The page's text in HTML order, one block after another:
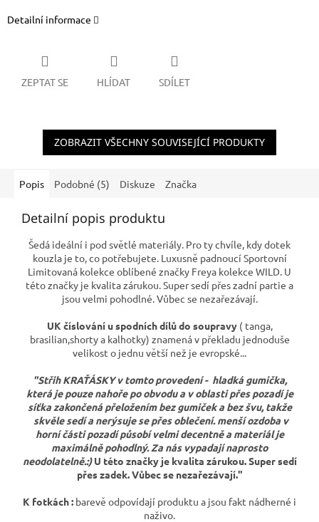
Detailní informace
ZEPTAT SE HLÍDAT SDÍLET
ZOBRAZIT VŠECHNY SOUVISEJÍCÍ PRODUKTY
Popis Podobné (5) Diskuze Značka
Detailní popis produktu
Šedá ideální i pod světlé materiály. Pro ty chvíle, kdy dotek
kouzla je to, co potřebujete. Luxusně padnoucí Sportovní
Limitovaná kolekce oblíbené značky Freya kolekce WILD. U
této značky je kvalita zárukou. Super sedí přes zadní partie a
jsou velmi pohodlné. Vůbec se nezařezávají.
UK číslování u spodních dílů do soupravy( tanga,
brasilian,shorty a kalhotky) znamená v překladu jednoduše
velikost o jednu větší než je evropské...
"Střih KRAŤÁSKY v tomto provedení - hladká gumička,
která je pouze nahoře po obvodu a v oblasti přes pozadí je
síťka zakončená přeložením bez gumiček a bez švu, takže
skvěle sedí a nerýsuje se přes oblečení. menší ozdoba v
horní části pozadí působí velmi decentně a materiál je
maximálně pohodlný. Za nás vypadají naprosto
neodolatelně.:)U této značky je kvalita zárukou. Super sedí
přes zadek. Vůbec se nezařezávají."
K fotkách : barevě odpovídají produktu a jsou fakt nádherné i
naživo.